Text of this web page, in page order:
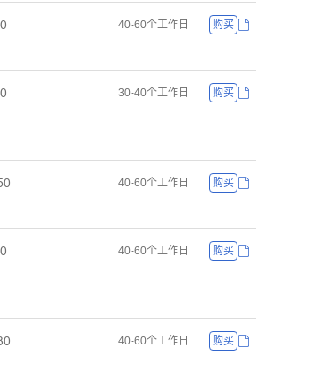
40-60个工作日 购买
30-40个工作日 购买
40-60个工作日 购买
40-60个工作日 购买
40-60个工作日 购买